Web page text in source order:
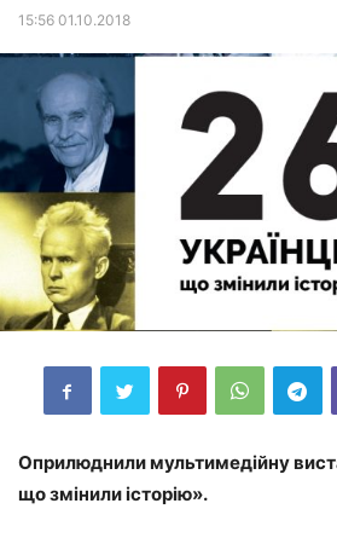
15:56 01.10.2018
Оприлюднили мультимедійну
що змінили історію».